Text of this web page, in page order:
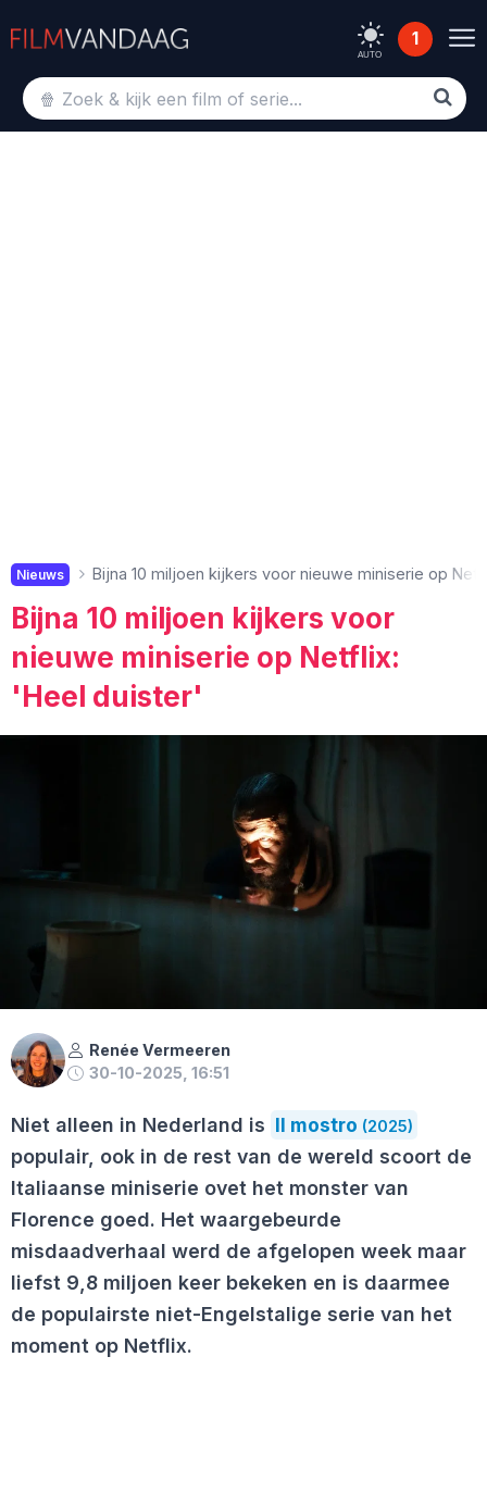
AUTO
1
Nieuws Bijna 10 miljoen kijkers voor nieuwe miniserie op
Bijna 10 miljoen kijkers voor
nieuwe miniserie op Netflix:
'Heel duister'
Renée Vermeeren
30-10-2025, 16:51
Niet alleen in Nederland is Il mostro (2025)
populair, ook in de rest van de wereld scoort de
Italiaanse miniserie ovet het monster van
Florence goed. Het waargebeurde
misdaadverhaal werd de afgelopen week maar
liefst 9,8 miljoen keer bekeken en is daarmee
de populairste niet-Engelstalige serie van het
moment op Netflix.